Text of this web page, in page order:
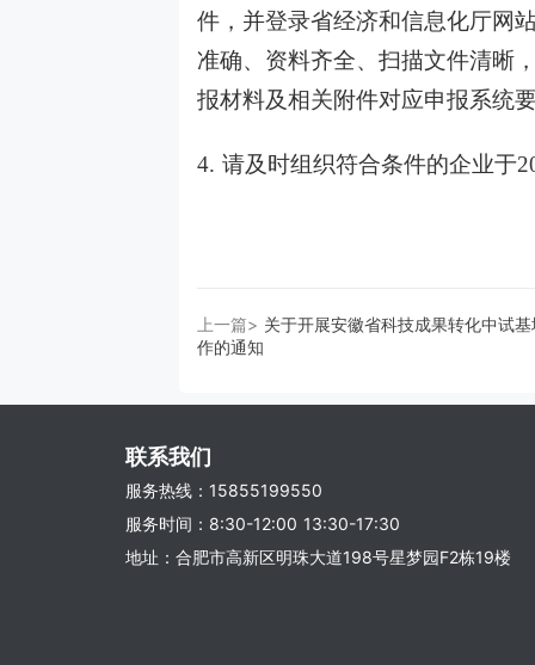
件，并登录省经济和信息化厅网
准确、资料齐全、扫描文件清晰
报材料及相关附件对应申报系统
4. 请及时组织符合条件的企业于
上一篇> 关于开展安徽省科技成果转化中试
作的通知
联系我们
服务热线：15855199550
服务时间：8:30-12:00 13:30-17:30
地址：合肥市高新区明珠大道198号星梦园F2栋19楼